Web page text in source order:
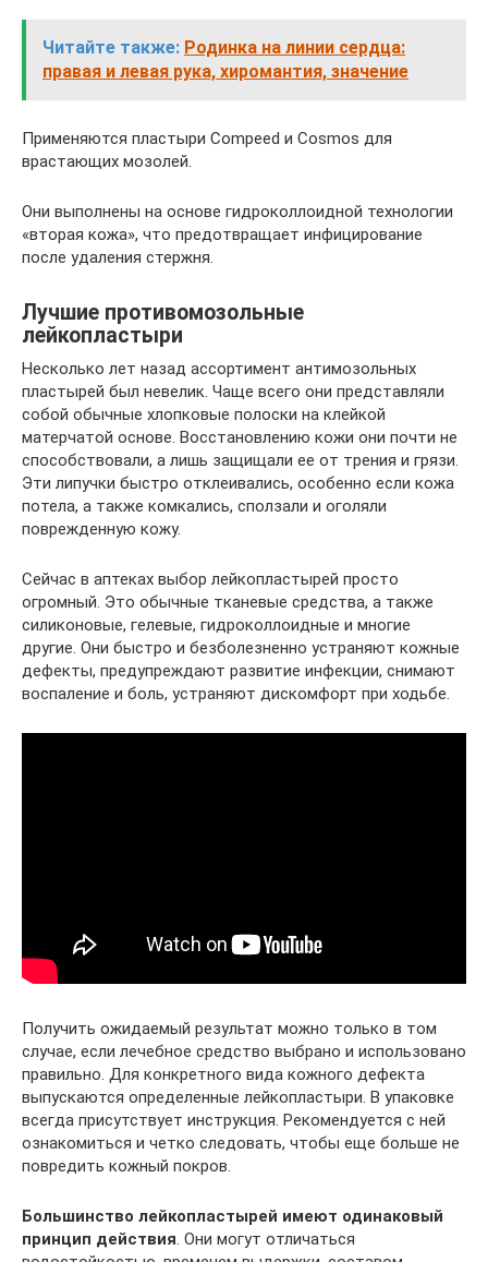
Читайте также: Родинка на линии сердца:
правая и левая рука, хиромантия, значение
Применяются пластыри Compeed и Cosmos для
врастающих мозолей.
Они выполнены на основе гидроколлоидной технологии
«вторая кожа», что предотвращает инфицирование
после удаления стержня.
Лучшие противомозольные
лейкопластыри
Несколько лет назад ассортимент антимозольных
пластырей был невелик. Чаще всего они представляли
собой обычные хлопковые полоски на клейкой
матерчатой основе. Восстановлению кожи они почти не
способствовали, а лишь защищали ее от трения и грязи.
Эти липучки быстро отклеивались, особенно если кожа
потела, а также комкались, сползали и оголяли
поврежденную кожу.
Сейчас в аптеках выбор лейкопластырей просто
огромный. Это обычные тканевые средства, а также
силиконовые, гелевые, гидроколлоидные и многие
другие. Они быстро и безболезненно устраняют кожные
дефекты, предупреждают развитие инфекции, снимают
воспаление и боль, устраняют дискомфорт при ходьбе.
Получить ожидаемый результат можно только в том
случае, если лечебное средство выбрано и использовано
правильно. Для конкретного вида кожного дефекта
выпускаются определенные лейкопластыри. В упаковке
всегда присутствует инструкция. Рекомендуется с ней
ознакомиться и четко следовать, чтобы еще больше не
повредить кожный покров.
Большинство лейкопластырей имеют одинаковый
принцип действия . Они могут отличаться